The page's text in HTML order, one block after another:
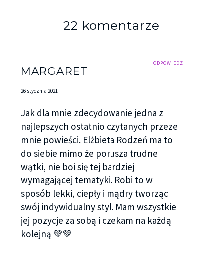
22 komentarze
ODPOWIEDZ
MARGARET
26 stycznia 2021
Jak dla mnie zdecydowanie jedna z
najlepszych ostatnio czytanych przeze
mnie powieści. Elżbieta Rodzeń ma to
do siebie mimo że porusza trudne
wątki, nie boi się tej bardziej
wymagającej tematyki. Robi to w
sposób lekki, ciepły i mądry tworząc
swój indywidualny styl. Mam wszystkie
jej pozycje za sobą i czekam na każdą
kolejną 💚💚